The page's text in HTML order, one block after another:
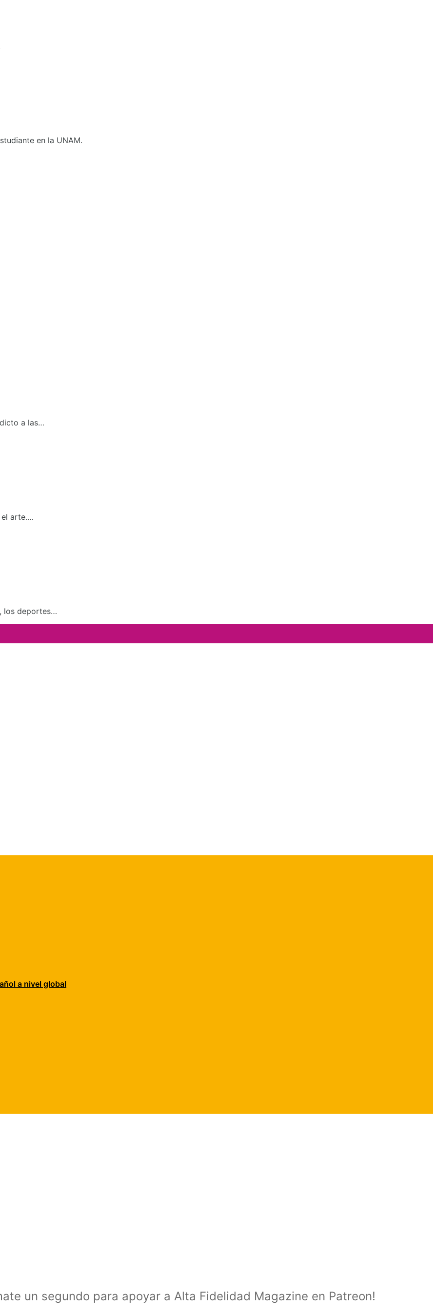
en la UNAM.
a las…
el arte.…
los deportes…
a nivel global
un segundo para apoyar a Alta Fidelidad Magazine en Patreon!